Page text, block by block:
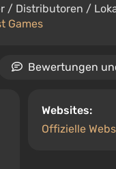
/ Distributoren /
Games
Bewertungen
Websites:
Offizielle